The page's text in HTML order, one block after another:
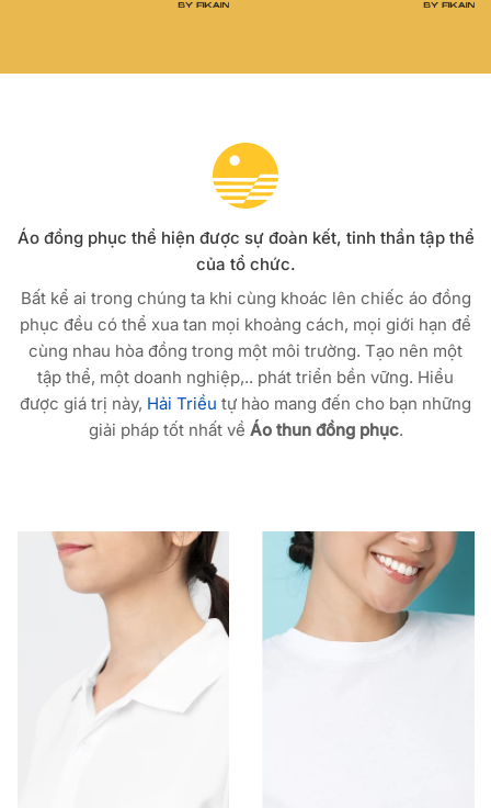
Áo đồng phục thể hiện được sự đoàn kết, tinh thần tập thể
của tổ chức.
Bất kể ai trong chúng ta khi cùng khoác lên chiếc áo đồng
phục đều có thể xua tan mọi khoảng cách, mọi giới hạn để
cùng nhau hòa đồng trong một môi trường. Tạo nên một
tập thể, một doanh nghiệp,.. phát triển bền vững. Hiểu
được giá trị này, Hải Triều tự hào mang đến cho bạn những
giải pháp tốt nhất về Áo thun đồng phục.